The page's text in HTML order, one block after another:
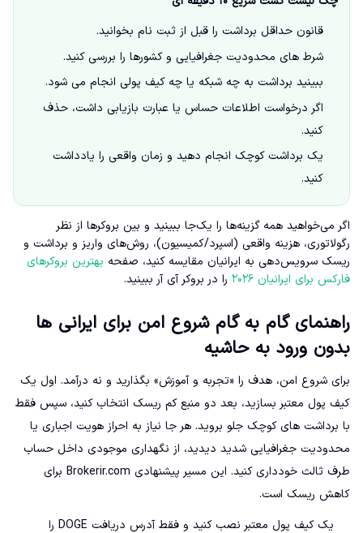
قانون حداقل برداشت را قبل از ثبت نام بخوانید.
شرط های محدودیت جغرافیایی و کشورها را بررسی کنید.
ببینید برداشت به چه شبکه یا چه کیف پولی انجام می شود.
اگر درخواست اطلاعات حساس یا عبارت بازیابی داشت، حذف
کنید.
یک برداشت کوچک انجام دهید و زمان واقعی را یادداشت
کنید.
اگر می‌خواهید همه گزینه‌ها را یک‌جا ببینید و بین بروکرها از نظر
رگولاتوری، هزینه واقعی (اسپرد/کمیسیون)، روش‌های واریز و برداشت و
ریسک سرویس‌دهی به ایرانیان مقایسه کنید، صفحه بهترین بروکرهای
فارکس برای ایرانیان ۲۰۲۶
را در بروکر آی آر ببینید.
راهنمای گام به گام شروع امن برای ایرانی ها
بدون ورود به حاشیه
برای شروع امن، هدف را «تجربه و آموزش» بگذارید و نه درآمد. اول یک
کیف پول معتبر بسازید، بعد دو منبع کم ریسک انتخاب کنید، سپس فقط
با برداشت های کوچک جلو بروید. هر جا نیاز به احراز هویت اجباری یا
محدودیت جغرافیایی شدید دیدید، از نگهداری موجودی داخل حساب
طرف ثالث خودداری کنید. این مسیر پیشنهادی Brokerir.com برای
کاهش ریسک است.
یک کیف پول معتبر نصب کنید و فقط آدرس دریافت DOGE را